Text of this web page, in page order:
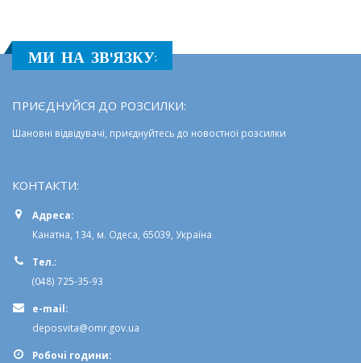
МИ НА ЗВ'ЯЗКУ:
ПРИЄДНУЙСЯ ДО РОЗСИЛКИ:
Шановні відвідувачі, приєднуйтесь до новостної розсилки
КОНТАКТИ:
Адреса:
Канатна, 134, м. Одеса, 65039, Україна
Тел.:
(048) 725-35-93
e-mail:
deposvita@omr.gov.ua
Робочi години: